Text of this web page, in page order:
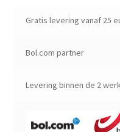
Gratis levering vanaf 25
Bol.com partner
Levering binnen de 2